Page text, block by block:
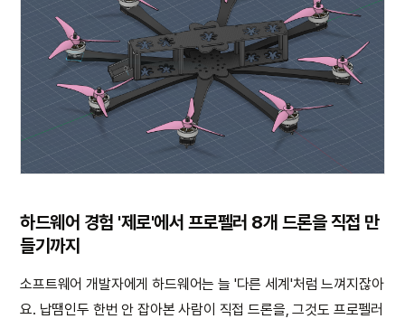
하드웨어 경험 '제로'에서 프로펠러 8개 드론을 직접 만
들기까지
소프트웨어 개발자에게 하드웨어는 늘 '다른 세계'처럼 느껴지잖아
요. 납땜인두 한번 안 잡아본 사람이 직접 드론을, 그것도 프로펠러